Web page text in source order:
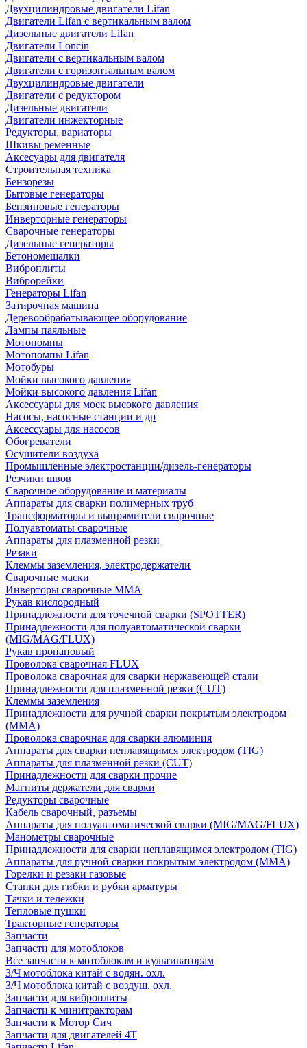
Двухцилиндровые двигатели Lifan
Двигатели Lifan с вертикальным валом
Дизельные двигатели Lifan
Двигатели Loncin
Двигатели с вертикальным валом
Двигатели с горизонтальным валом
Двухцилиндровые двигатели
Двигатели с редуктором
Дизельные двигатели
Двигатели инжекторные
Редукторы, вариаторы
Шкивы ременные
Аксесуары для двигателя
Строительная техника
Бензорезы
Бытовые генераторы
Бензиновые генераторы
Инверторные генераторы
Сварочные генераторы
Дизельные генераторы
Бетономешалки
Виброплиты
Виброрейки
Генераторы Lifan
Затирочная машина
Деревообрабатывающее оборудование
Лампы паяльные
Мотопомпы
Мотопомпы Lifan
Мотобуры
Мойки высокого давления
Мойки высокого давления Lifan
Аксессуары для моек высокого давления
Насосы, насосные станции и др
Аксессуары для насосов
Обогреватели
Осушители воздуха
Промышленные электростанции/дизель-генераторы
Резчики швов
Сварочное оборудование и материалы
Аппараты для сварки полимерных труб
Трансформаторы и выпрямители сварочные
Полуавтоматы сварочные
Аппараты для плазменной резки
Резаки
Клеммы заземления, электродержатели
Сварочные маски
Инверторы сварочные ММА
Рукав кислородный
Принадлежности для точечной сварки (SPOTTER)
Принадлежности для полуавтоматической сварки
(MIG/MAG/FLUX)
Рукав пропановый
Проволока сварочная FLUX
Проволока сварочная для сварки нержавеющей стали
Принадлежности для плазменной резки (CUT)
Клеммы заземления
Принадлежности для ручной сварки покрытым электродом
(MMA)
Проволока сварочная для сварки алюминия
Аппараты для сварки неплавящимся электродом (TIG)
Аппараты для плазменной резки (CUT)
Принадлежности для сварки прочие
Магниты держатели для сварки
Редукторы сварочные
Кабель сварочный, разъемы
Аппараты для полуавтоматической сварки (MIG/MAG/FLUX)
Манометры сварочные
Принадлежности для сварки неплавящимся электродом (TIG)
Аппараты для ручной сварки покрытым электродом (MMA)
Горелки и резаки газовые
Станки для гибки и рубки арматуры
Тачки и тележки
Тепловые пушки
Тракторные генераторы
Запчасти
Запчасти для мотоблоков
Все запчасти к мотоблокам и культиваторам
З/Ч мотоблока китай с водян. охл.
З/Ч мотоблока китай с воздуш. охл.
Запчасти для виброплиты
Запчасти к минитракторам
Запчасти к Мотор Сич
Запчасти для двигателей 4Т